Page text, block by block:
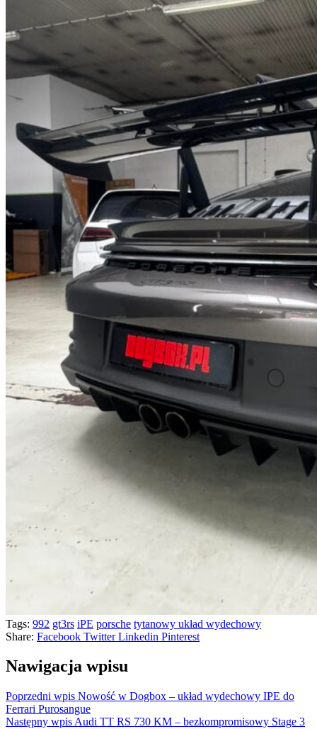
Tags: 992 gt3rs iPE porsche tytanowy układ wydechowy
Share: Facebook Twitter Linkedin Pinterest
Nawigacja wpisu
Poprzedni wpis Nowość w Dogbox – układ wydechowy IPE do
Ferrari Purosangue
Następny wpis Audi TT RS 730 KM – bezkompromisowy Stage 3